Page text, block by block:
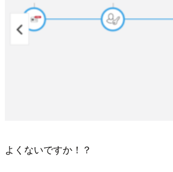
よくないですか！？